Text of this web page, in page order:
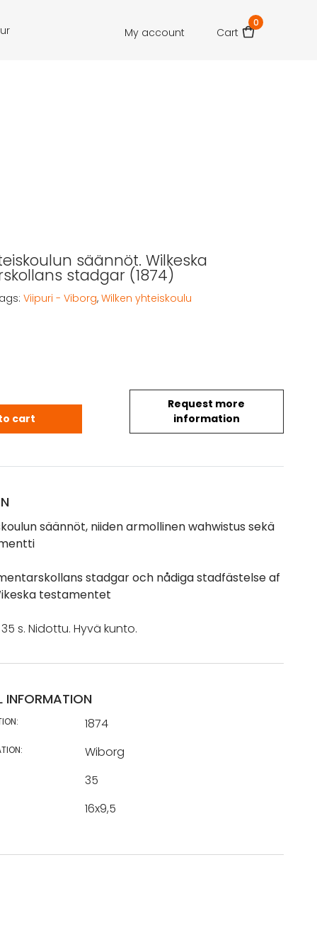
My account Cart
0
säännöt. Wilkeska
stadgar (1874)
Request more
information
säännöt. Wilkeska Elementarskollans
cart
Viipuri - Viborg, Wilken yhteiskoulu
säännöt, niiden armollinen wahwistus sekä
stadgar och nådiga stadfästelse af
testamentet
s. Nidottu. Hyvä kunto.
INFORMATION
1874
Wiborg
35
16x9,5